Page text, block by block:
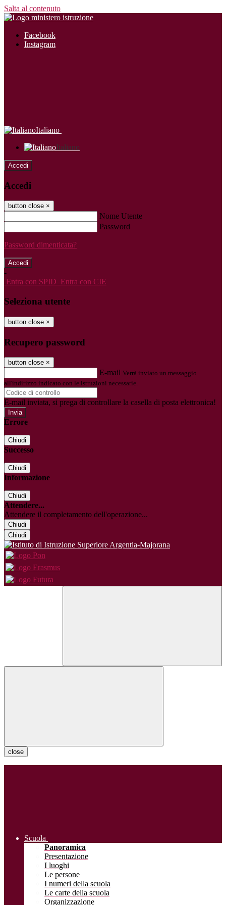
Salta al contenuto
Facebook
Instagram
Italiano
Italiano
Accedi
Accedi
button close ×
Nome Utente
Password
Password dimenticata?
-
Entra con SPID Entra con CIE
Seleziona utente
button close ×
Recupero password
button close ×
E-mail Verrà inviato un messaggio
all'indirizzo indicato con le istruzioni necessarie.
E-mail inviata, si prega di controllare la casella di posta elettronica!
Errore
Chiudi
Successo
Chiudi
Informazione
Chiudi
Attendere...
Attendere il completamento dell'operazione...
Chiudi
Chiudi
close
Scuola
Panoramica
Presentazione
I luoghi
Le persone
I numeri della scuola
Le carte della scuola
Organizzazione